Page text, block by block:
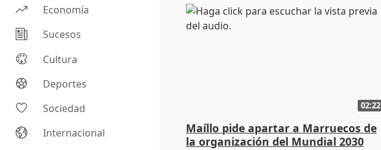
Economía
Sucesos
Cultura
Deportes
Sociedad
Internacional
02:22
Maíllo pide apartar a Marruecos de
la organización del Mundial 2030